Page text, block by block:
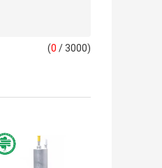
(0 / 3000)